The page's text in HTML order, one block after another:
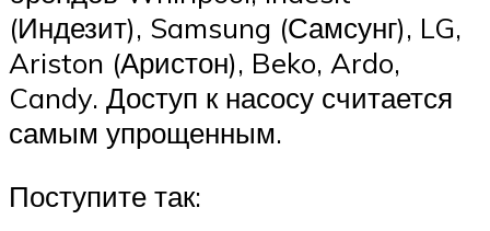
(Индезит), Samsung (Самсунг), LG,
Ariston (Аристон), Beko, Ardo,
Candy. Доступ к насосу считается
самым упрощенным.
Поступите так: